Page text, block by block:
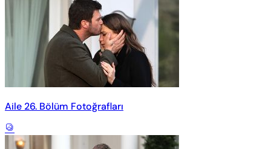
Aile 26. Bölüm Fotoğrafları